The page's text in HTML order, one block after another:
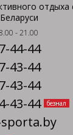
отдыха
- 21.00
44-44
43-44
43-44
43-44
безнал